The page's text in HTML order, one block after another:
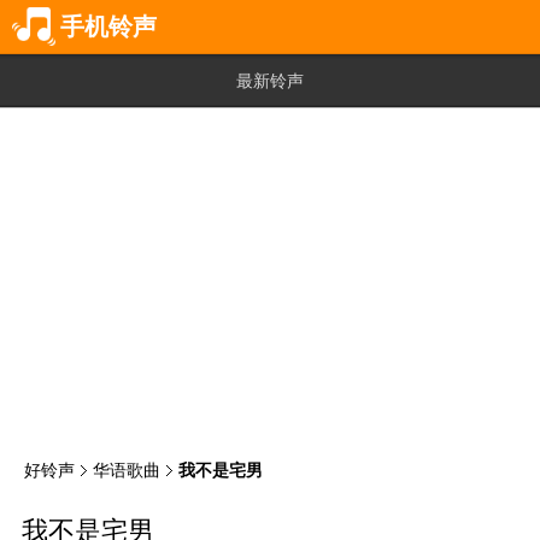
手机铃声
最新铃声
好铃声 华语歌曲 我不是宅男
我不是宅男